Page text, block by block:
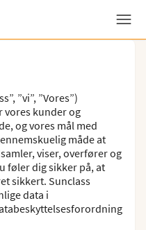
Meny
”vi”, ”Vores”)
vores kunder og
og vores mål med
måde at
viser, overfører og
føler dig sikker på, at
sikkert. Sunclass
data i